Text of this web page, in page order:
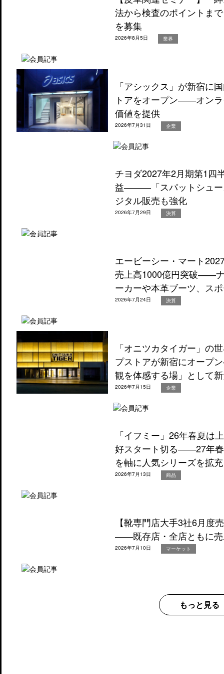
法から検査のポイントま
を募集
2026年8月5日 業界
「アシックス」が新宿に
トアをオープン――オン
価値を提供
2026年7月31日 企業
チヨダ2027年2月期第1四
益―――「スパットシュー
ジタル販売も強化
2026年7月29日 決算
エービーシー・マート
売上高1000億円突破――
ーカーや本革ブーツ、ス
2026年7月24日 決算
「オニツカタイガー」の
プストアが新宿にオープ
観を体感する場」として
2026年7月15日 企業
「イフミー」26年春夏は
好スタート切る――27年
を軸に人気シリーズを拡充
2026年7月13日 商品
【靴専門店大手3社6月度
――既存店・全店ともに売
2026年7月10日 マーケット
もっと見る